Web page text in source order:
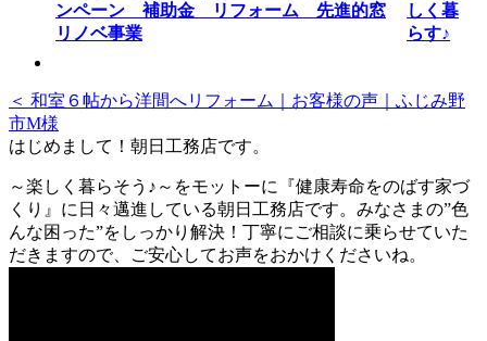
しく暮
らす♪
＜ 和室６帖から洋間へリフォーム｜お客様の声｜ふじみ野
市M様
はじめまして！朝日工務店です。
～楽しく暮らそう♪～をモットーに『健康寿命をのばす家づ
くり』に日々邁進している朝日工務店です。みなさまの”色
んな困った”をしっかり解決！丁寧にご相談に乗らせていた
だきますので、ご安心してお声をおかけくださいね。